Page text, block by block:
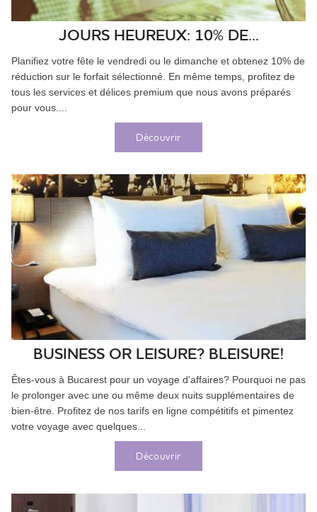
JOURS HEUREUX: 10% DE...
Planifiez votre fête le vendredi ou le dimanche et obtenez 10% de
réduction sur le forfait sélectionné. En même temps, profitez de
tous les services et délices premium que nous avons préparés
pour vous....
Découvrir
BUSINESS OR LEISURE? BLEISURE!
Êtes-vous à Bucarest pour un voyage d'affaires? Pourquoi ne pas
le prolonger avec une ou même deux nuits supplémentaires de
bien-être. Profitez de nos tarifs en ligne compétitifs et pimentez
votre voyage avec quelques...
Découvrir